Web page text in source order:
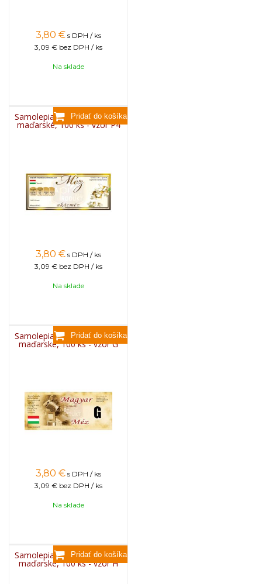
3,80 € s DPH / ks
3,09 € bez DPH / ks
Na sklade
Samolepiace etikety klasické
maďarské, 100 ks - vzor P4
3,80 € s DPH / ks
3,09 € bez DPH / ks
Na sklade
Samolepiace etikety klasické
maďarské, 100 ks - vzor G
3,80 € s DPH / ks
3,09 € bez DPH / ks
Na sklade
Samolepiace etikety klasické
maďarské, 100 ks - vzor H